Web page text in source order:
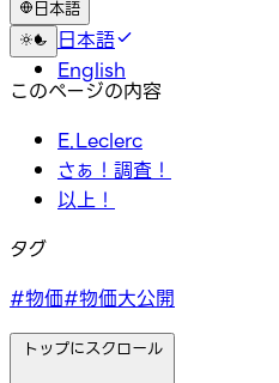
日本語
日本語
English
このページの内容
E.Leclerc
さぁ！調査！
以上！
タグ
#物価#物価大公開
トップにスクロール